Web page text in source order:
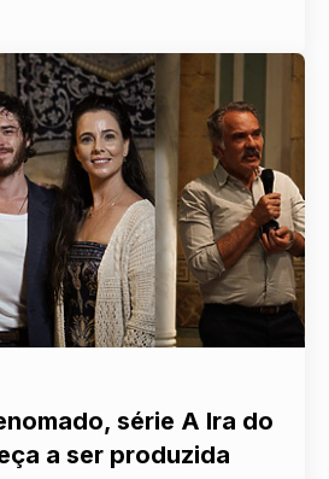
série A Ira do
a ser produzida